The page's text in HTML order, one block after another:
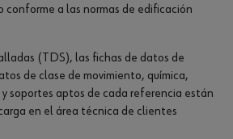
conforme a las normas de edificación
(TDS), las fichas de datos de
de clase de movimiento, química,
soportes aptos de cada referencia están
en el área técnica de clientes